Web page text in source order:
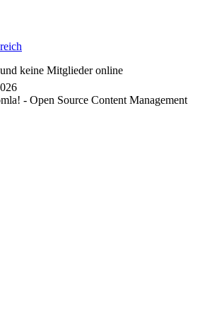
keine Mitglieder online
- Open Source Content Management